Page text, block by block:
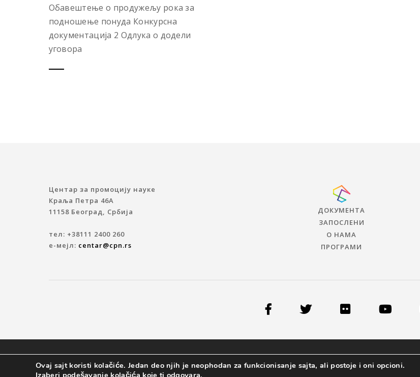
Обавештење о продужељу рока за
подношење понуда Конкурсна
документација 2 Одлука о додели
уговора
Центар за промоцију науке
Краља Петра 46A
11158 Београд, Србија
тел: +38111 2400 260
е-мејл: centar@cpn.rs
ДОКУМЕНТА
ЗАПОСЛЕНИ
О НАМА
ПРОГРАМИ
© 2019 ЦЕНТАР ЗА ПРОМОЦИЈУ НАУКЕ
Ovaj sajt koristi kolačiće. Jedan deo njih je neophodan za funkcionisanje sajta, ali postoje i oni opcioni.
Izaberi podešavanje kolačića koje ti odgovara.